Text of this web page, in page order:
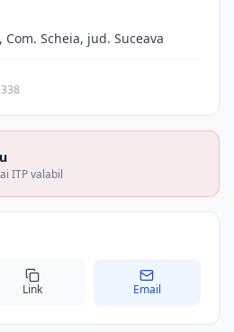
Scheia, jud. Suceava
ITP valabil
Link Email